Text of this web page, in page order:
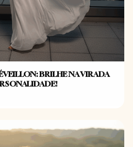
BRILHE NA VIRADA